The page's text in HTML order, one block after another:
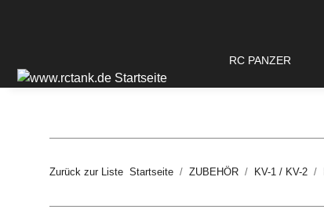
RC PANZER
Zurück zur Liste Startseite ZUBEHÖR KV-1 / KV-2